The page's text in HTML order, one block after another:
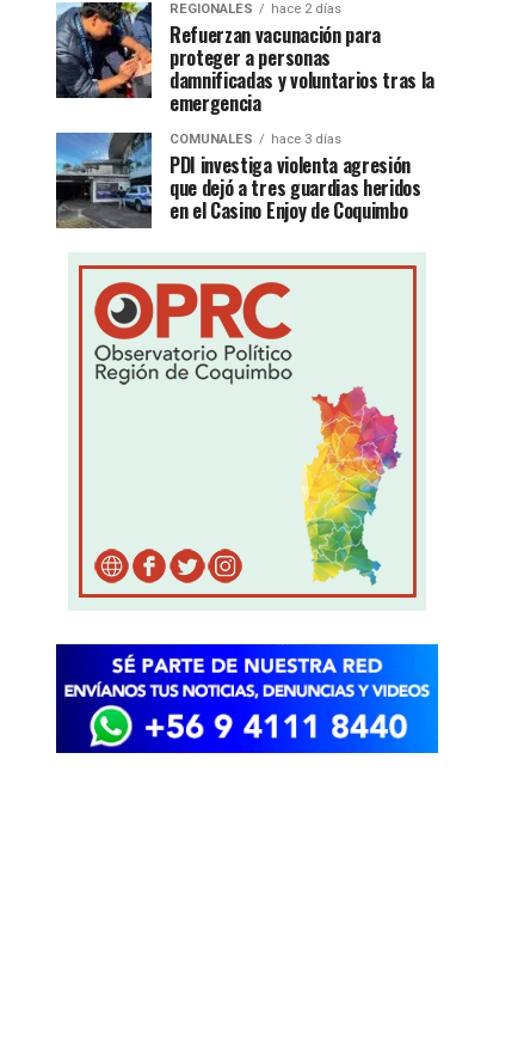
REGIONALES hace 2 días
Refuerzan vacunación para
proteger a personas
damnificadas y voluntarios tras la
emergencia
COMUNALES hace 3 días
PDI investiga violenta agresión
que dejó a tres guardias heridos
en el Casino Enjoy de Coquimbo